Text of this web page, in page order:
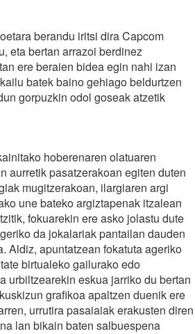
berandu iritsi dira Capcom
eta bertan arrazoi berdinez
ere beraien bidea egin nahi izan
batek baino gehiago beldurtzen
gorpuzkin odol goseak atzetik
hoberenaren olatuaren
aurretik pasatzerakoan egiten duten
mugitzerakoan, ilargiaren argi
une bateko argiztapenak itzalean
fokuarekin ere asko jolastu dute
da jokalariak pantailan dauden
Aldiz, apuntatzean fokatuta ageriko
birtualeko gailurako edo
urbiltzearekin eskua jarriko du bertan
grafikoa apaltzen duenik ere
urrutira pasaiaiak erakusten diren
lan bikain baten salbuespena